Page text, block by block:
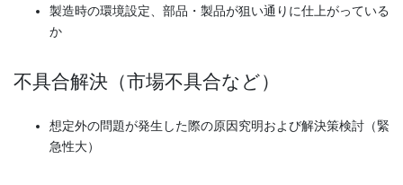
製造時の環境設定、部品・製品が狙い通りに仕上がっている
か
不具合解決（市場不具合など）
想定外の問題が発生した際の原因究明および解決策検討（緊
急性大）